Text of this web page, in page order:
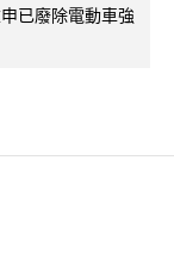
已廢除電動車強